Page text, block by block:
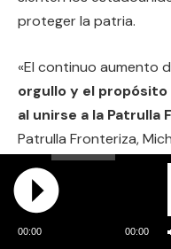
proteger la patria.
«El continuo aumento
orgullo y el
al unirse a la Patrulla
Patrulla Fronteriza,
presidente Trump y a
compromiso para
nuestra preparación
palabras.
00:00 00:00